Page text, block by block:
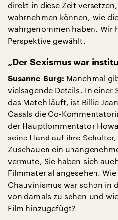
direkt in diese Zeit
wahrnehmen können, wie
wahrgenommen haben. Wir
Perspektive gewählt.
„Der Sexismus war
Susanne Burg: Manchmal
vielsagende Details. In einer
das Match läuft, ist Billie
Casals die Co-
der Hauptlommentator
seine Hand auf ihre
Zuschauen ein
vermute, Sie haben sich
Filmmaterial angesehen.
Chauvinismus war schon in
von damals zu sehen und
Film hinzugefügt?